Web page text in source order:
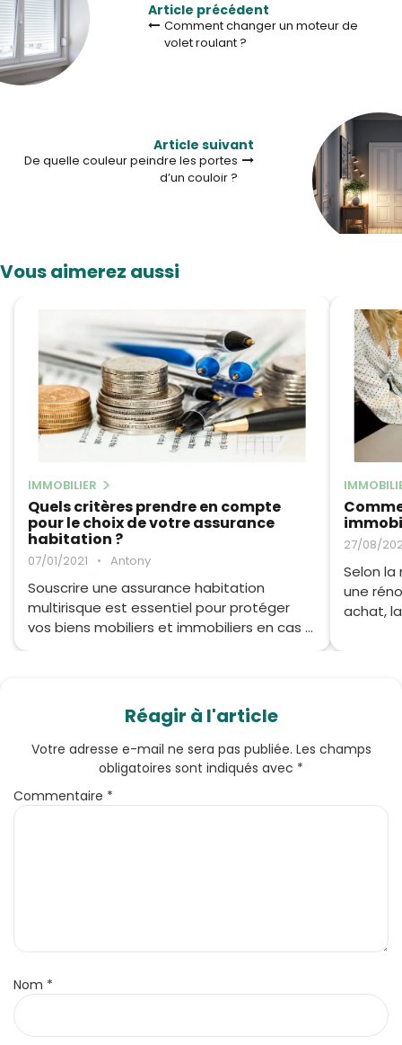
Article précédent
Comment changer un moteur de
volet roulant ?
Article suivant
De quelle couleur peindre les portes
d’un couloir ?
Vous aimerez aussi
IMMOBILIER
Quels critères prendre en compte
pour le choix de votre assurance
habitation ?
07/01/2021 • Antony
Souscrire une assurance habitation
multirisque est essentiel pour protéger
vos biens mobiliers et immobiliers en cas ...
27/08/
Selon
une
achat,
Réagir à l'article
Votre adresse e-mail ne sera pas publiée. Les champs
obligatoires sont indiqués avec *
Commentaire *
Nom *